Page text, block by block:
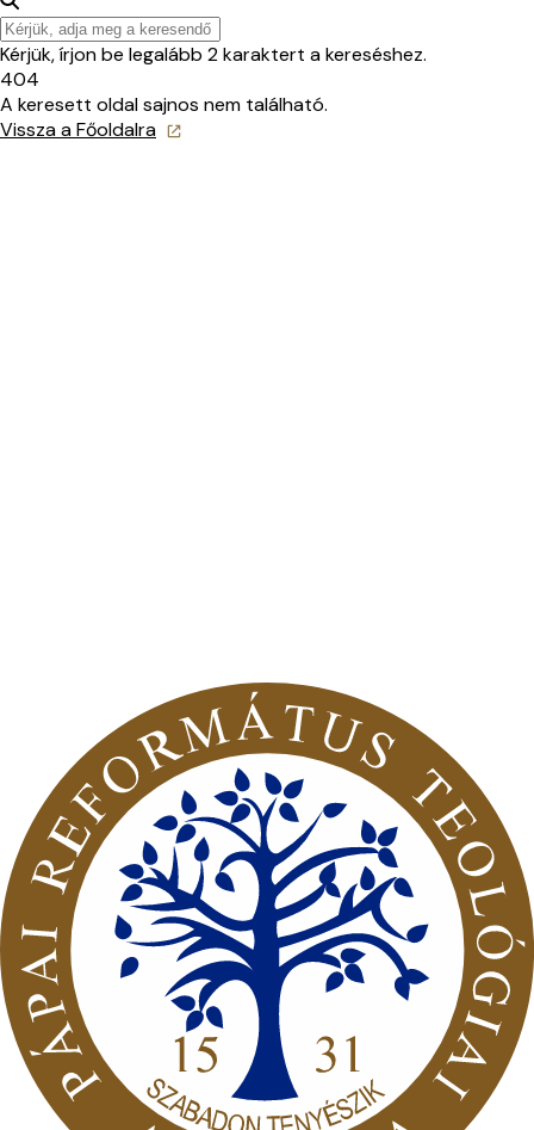
Kérjük, írjon be legalább 2 karaktert a kereséshez.
404
A keresett oldal sajnos nem található.
Vissza a Főoldalra